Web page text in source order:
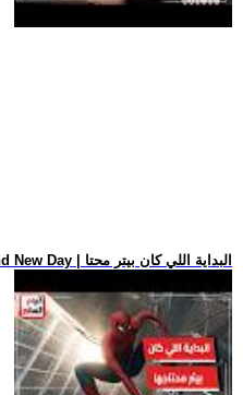
.. فيلم Spider-Man: Brand New Day | البداية اللي كان بيتر محتا